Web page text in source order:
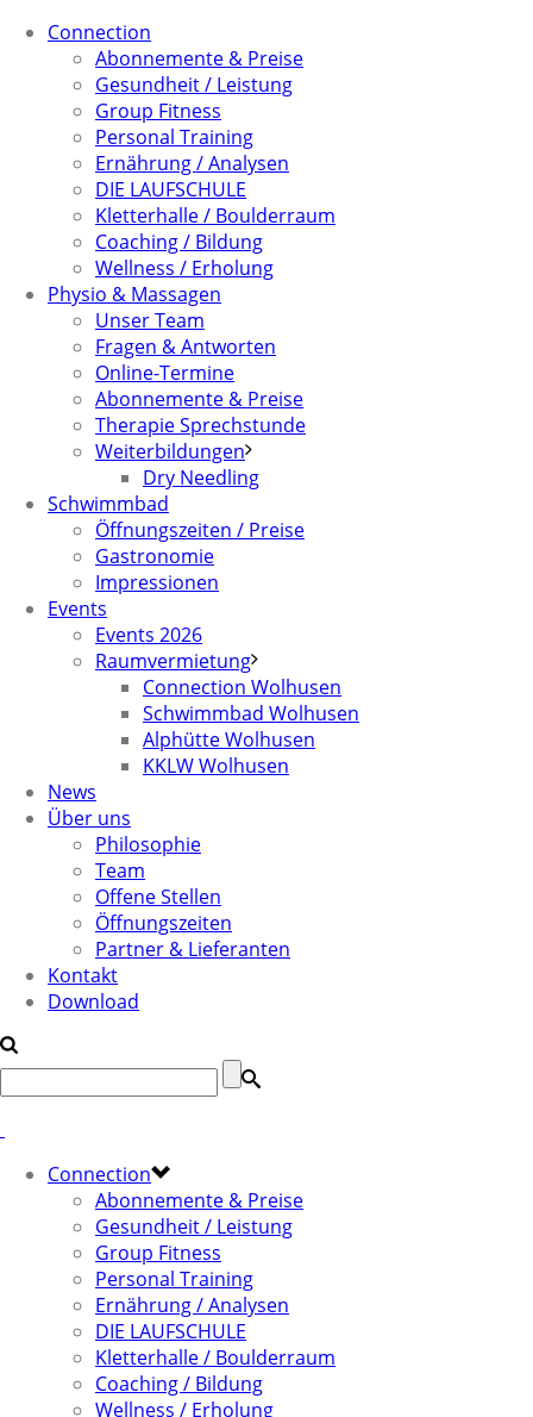
Connection
Abonnemente & Preise
Gesundheit / Leistung
Group Fitness
Personal Training
Ernährung / Analysen
DIE LAUFSCHULE
Kletterhalle / Boulderraum
Coaching / Bildung
Wellness / Erholung
Physio & Massagen
Unser Team
Fragen & Antworten
Online-Termine
Abonnemente & Preise
Therapie Sprechstunde
Weiterbildungen
Dry Needling
Schwimmbad
Öffnungszeiten / Preise
Gastronomie
Impressionen
Events
Events 2026
Raumvermietung
Connection Wolhusen
Schwimmbad Wolhusen
Alphütte Wolhusen
KKLW Wolhusen
News
Über uns
Philosophie
Team
Offene Stellen
Öffnungszeiten
Partner & Lieferanten
Kontakt
Download
Connection
Abonnemente & Preise
Gesundheit / Leistung
Group Fitness
Personal Training
Ernährung / Analysen
DIE LAUFSCHULE
Kletterhalle / Boulderraum
Coaching / Bildung
Wellness / Erholung